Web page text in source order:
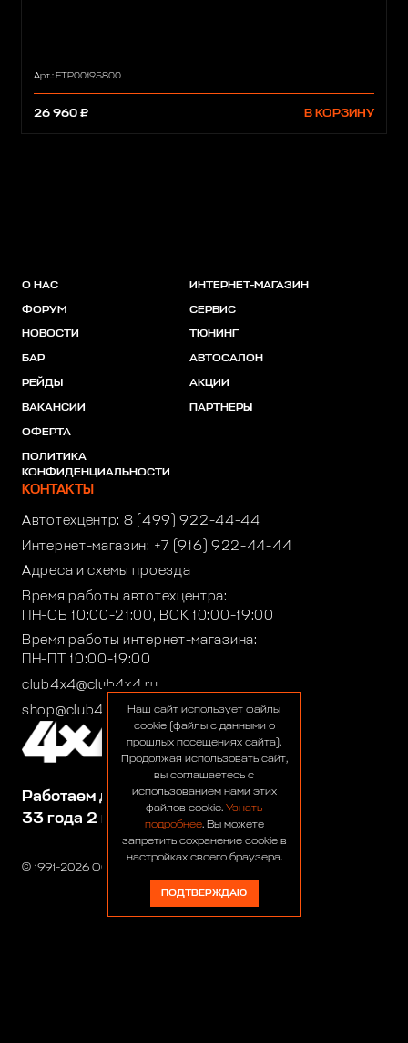
Арт.: ETP00195800
26 960 ₽ В КОРЗИНУ
© 1991-2026 ООО «Сервис 4х4»
Работаем для вас:
33 года 2 месяца 23 дня
О НАС
ФОРУМ
НОВОСТИ
БАР
РЕЙДЫ
ВАКАНСИИ
ОФЕРТА
ПОЛИТИКА
КОНФИДЕНЦИАЛЬНОСТИ
ИНТЕРНЕТ-МАГАЗИН
СЕРВИС
ТЮНИНГ
АВТОСАЛОН
АКЦИИ
ПАРТНЕРЫ
КОНТАКТЫ
Автотехцентр: 8 (499) 922-44-44
Интернет-магазин: +7 (916) 922-44-44
Адреса и схемы проезда
Время работы автотехцентра:
ПН-СБ 10:00-21:00, ВСК 10:00-19:00
Время работы интернет-магазина:
ПН-ПТ 10:00-19:00
club4x4@club4x4.ru
shop@club4x4.ruНаш сайт использует файлы
cookie (файлы с данными о
прошлых посещениях сайта).
Продолжая использовать сайт,
вы соглашаетесь с
использованием нами этих
файлов cookie. Узнать
подробнее. Вы можете
запретить сохранение cookie в
настройках своего браузера.
ПОДТВЕРЖДАЮ